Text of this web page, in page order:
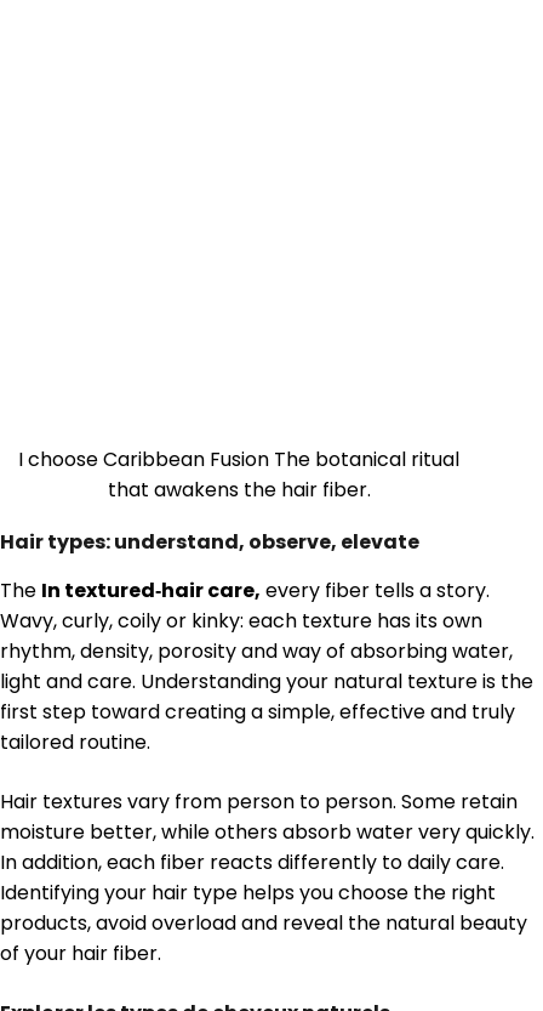
I choose Caribbean Fusion The botanical ritual
that awakens the hair fiber.
Hair types: understand, observe, elevate
The In textured‑hair care, every fiber tells a story.
Wavy, curly, coily or kinky: each texture has its own
rhythm, density, porosity and way of absorbing water,
light and care. Understanding your natural texture is the
first step toward creating a simple, effective and truly
tailored routine.
Hair textures vary from person to person. Some retain
moisture better, while others absorb water very quickly.
In addition, each fiber reacts differently to daily care.
Identifying your hair type helps you choose the right
products, avoid overload and reveal the natural beauty
of your hair fiber.